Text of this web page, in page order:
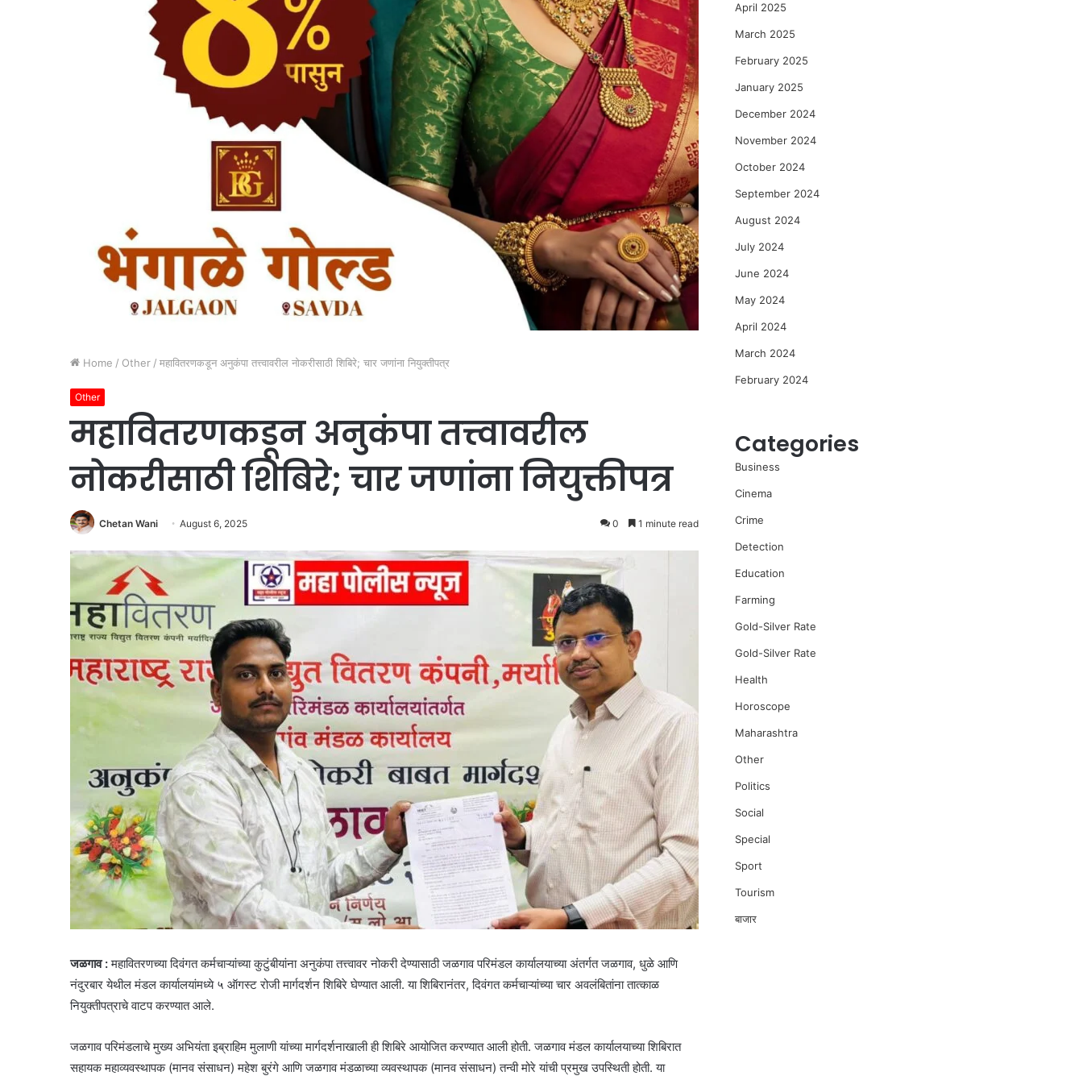
Home / Other / महावितरणकडून अनुकंपा तत्त्वावरील नोकरीसाठी शिबिरे; चार जणांना नियुक्तीपत्र
Other
महावितरणकडून अनुकंपा तत्त्वावरील
नोकरीसाठी शिबिरे; चार जणांना नियुक्तीपत्र
Chetan Wani August 6, 2025 0 1 minute read
जळगाव :महावितरणच्या दिवंगत कर्मचाऱ्यांच्या कुटुंबीयांना अनुकंपा तत्त्वावर नोकरी देण्यासाठी जळगाव परिमंडल कार्यालयाच्या अंतर्गत जळगाव, धुळे आणि
नंदुरबार येथील मंडल कार्यालयांमध्ये ५ ऑगस्ट रोजी मार्गदर्शन शिबिरे घेण्यात आली. या शिबिरानंतर, दिवंगत कर्मचाऱ्यांच्या चार अवलंबितांना तात्काळ
नियुक्तीपत्राचे वाटप करण्यात आले.
जळगाव परिमंडलाचे मुख्य अभियंता इब्राहिम मुलाणी यांच्या मार्गदर्शनाखाली ही शिबिरे आयोजित करण्यात आली होती. जळगाव मंडल कार्यालयाच्या शिबिरात
सहायक महाव्यवस्थापक (मानव संसाधन) महेश बुरंगे आणि जळगाव मंडळाच्या व्यवस्थापक (मानव संसाधन) तन्वी मोरे यांची प्रमुख उपस्थिती होती. या
April 2025
March 2025
February 2025
January 2025
December 2024
November 2024
October 2024
September 2024
August 2024
July 2024
June 2024
May 2024
April 2024
March 2024
February 2024
Categories
Business
Cinema
Crime
Detection
Education
Farming
Gold-Silver Rate
Gold-Silver Rate
Health
Horoscope
Maharashtra
Other
Politics
Social
Special
Sport
Tourism
बाजार